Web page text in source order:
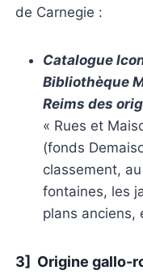
de Carnegie :
Catalogue
Bibliothèque
Reims des
« Rues et
(fonds
classement,
fontaines, les
plans anciens,
3] Origine gallo-